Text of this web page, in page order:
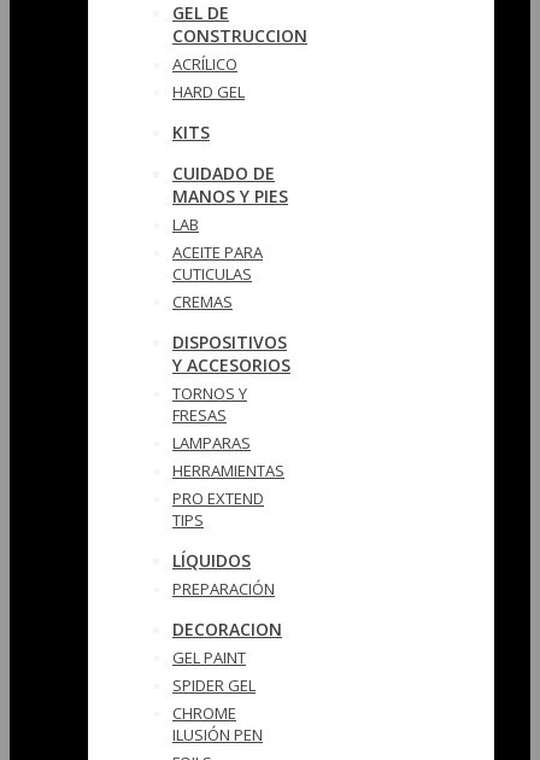
GEL DE
CONSTRUCCION
ACRÍLICO
HARD GEL
KITS
CUIDADO DE
MANOS Y PIES
LAB
ACEITE PARA
CUTICULAS
CREMAS
DISPOSITIVOS
Y ACCESORIOS
TORNOS Y
FRESAS
LAMPARAS
HERRAMIENTAS
PRO EXTEND
TIPS
LÍQUIDOS
PREPARACIÓN
DECORACION
GEL PAINT
SPIDER GEL
CHROME
ILUSIÓN PEN